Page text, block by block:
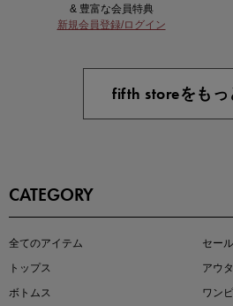
即戦力アイテム続々対象
& 豊富な会員特典
新規会員登録/ログイン
fifth storeをもっ
CATEGORY
全てのアイテム
セー
トップス
アウ
ボトムス
ワン